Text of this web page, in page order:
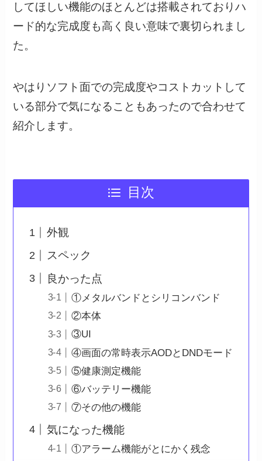
してほしい機能のほとんどは搭載されておりハ
ード的な完成度も高く良い意味で裏切られまし
た。
やはりソフト面での完成度やコストカットして
いる部分で気になることもあったので合わせて
紹介します。
目次
外観
スペック
良かった点
①メタルバンドとシリコンバンド
②本体
③UI
④画面の常時表示AODとDNDモード
⑤健康測定機能
⑥バッテリー機能
⑦その他の機能
気になった機能
①アラーム機能がとにかく残念